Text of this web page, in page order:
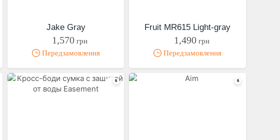
Jake Gray
1,570 грн
Передзамовлення
Fruit MR615 Light-gray
1,490грн
Передзамовлення